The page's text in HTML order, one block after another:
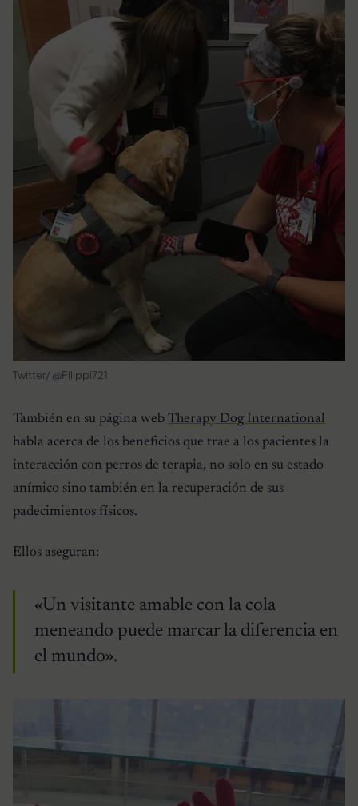
Twitter/ @Filippi721
También en su página web Therapy Dog International
habla acerca de los beneficios que trae a los pacientes la
interacción con perros de terapia, no solo en su estado
anímico sino también en la recuperación de sus
padecimientos físicos.
Ellos aseguran:
«Un visitante amable con la cola
meneando puede marcar la diferencia en
el mundo».